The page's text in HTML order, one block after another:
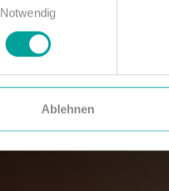
Notwendig
Ablehnen